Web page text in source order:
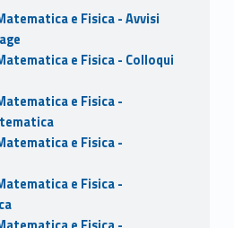
e Fisica - Avvisi
e Fisica - Colloqui
e Fisica -
e Fisica -
e Fisica -